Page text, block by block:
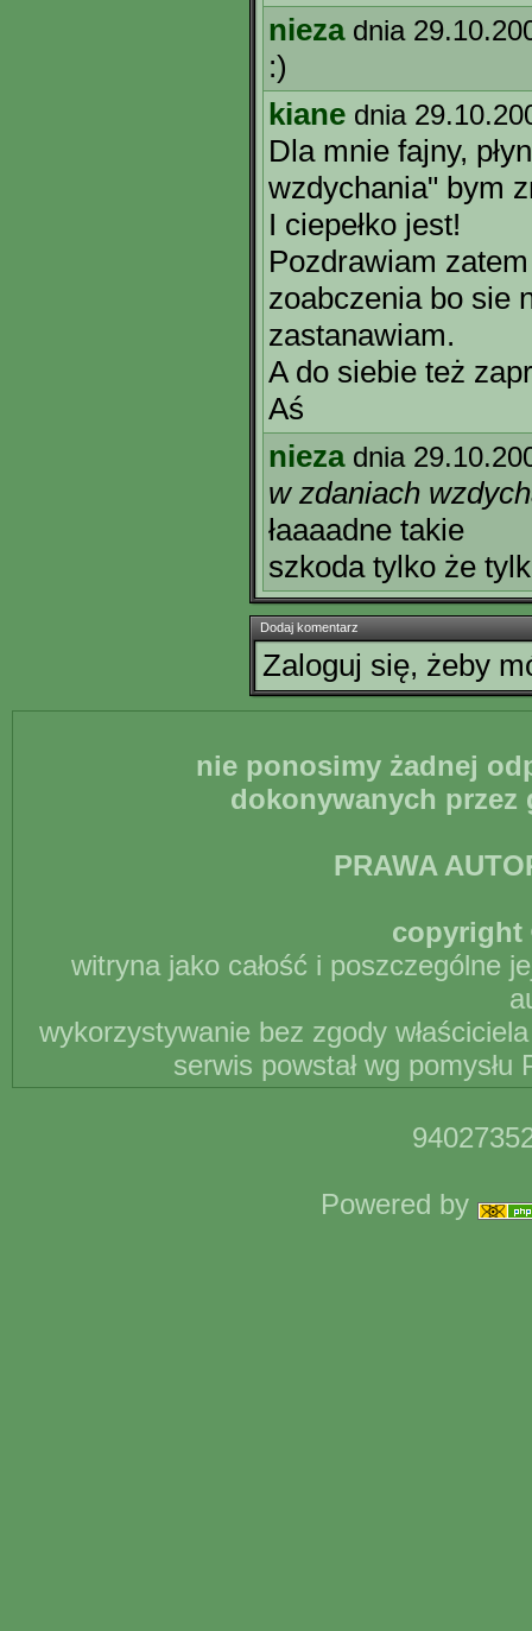
nieza dnia
:)
kiane dnia
Dla mnie fajny,
wzdychania" bym
I ciepełko jest!
Pozdrawiam
zoabczenia bo sie
zastanawiam.
A do siebie też
Aś
nieza dnia
w zdaniach
łaaaadne takie
szkoda tylko że
Dodaj komentarz
Zaloguj się, żeby
nie ponosimy żadnej
dokonywanych
PRAWA
copyright
witryna jako całość i poszczególne
wykorzystywanie bez zgody
serwis powstał wg
Powered by